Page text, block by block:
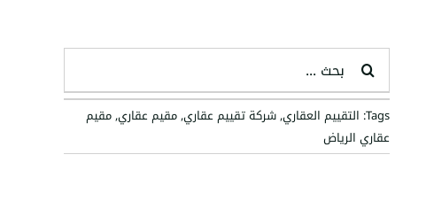
البحث
عن:
Tags: التقييم العقاري,شركة تقييم عقاري,مقيم عقاري,مقيم
عقاري الرياض